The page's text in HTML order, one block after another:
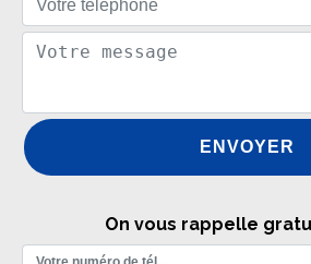
On vous rappelle